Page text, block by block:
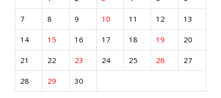
7 8 9 10 11 12 13
14 15 16 17 18 19 20
21 22 23 24 25 26 27
28 29 30